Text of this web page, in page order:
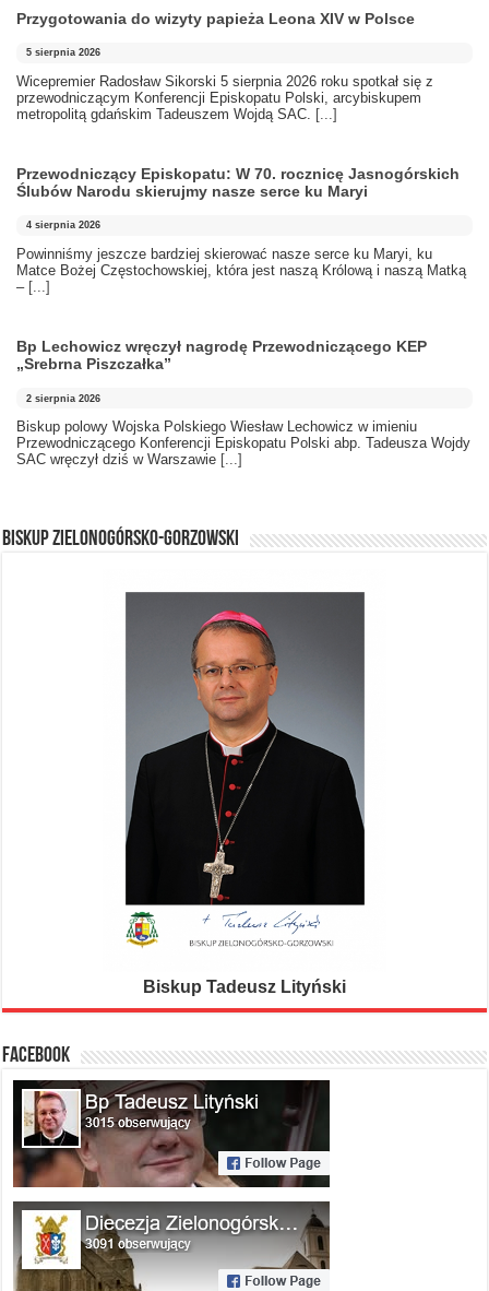
Przygotowania do wizyty papieża Leona XIV w Polsce
5 sierpnia 2026
Wicepremier Radosław Sikorski 5 sierpnia 2026 roku spotkał się z
przewodniczącym Konferencji Episkopatu Polski, arcybiskupem
metropolitą gdańskim Tadeuszem Wojdą SAC.
[...]
Przewodniczący Episkopatu: W 70. rocznicę Jasnogórskich
Ślubów Narodu skierujmy nasze serce ku Maryi
4 sierpnia 2026
Powinniśmy jeszcze bardziej skierować nasze serce ku Maryi, ku
Matce Bożej Częstochowskiej, która jest naszą Królową i naszą Matką
– [...]
Bp Lechowicz wręczył nagrodę Przewodniczącego KEP
„Srebrna Piszczałka”
2 sierpnia 2026
Biskup polowy Wojska Polskiego Wiesław Lechowicz w imieniu
Przewodniczącego Konferencji Episkopatu Polski abp. Tadeusza Wojdy
SAC wręczył dziś w Warszawie [...]
BISKUP ZIELONOGÓRSKO-GORZOWSKI
Biskup Tadeusz Lityński
FACEBOOK